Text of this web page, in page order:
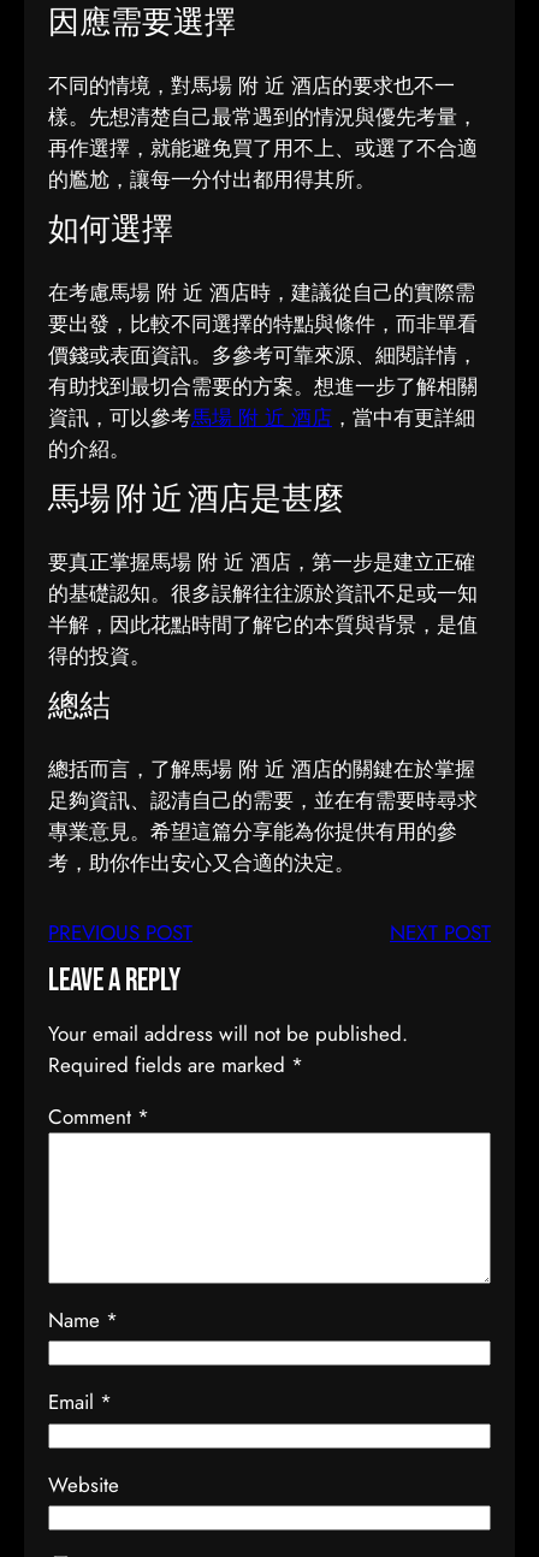
因應需要選擇
不同的情境，對馬場 附 近 酒店的要求也不一
樣。先想清楚自己最常遇到的情況與優先考量，
再作選擇，就能避免買了用不上、或選了不合適
的尷尬，讓每一分付出都用得其所。
如何選擇
在考慮馬場 附 近 酒店時，建議從自己的實際需
要出發，比較不同選擇的特點與條件，而非單看
價錢或表面資訊。多參考可靠來源、細閱詳情，
有助找到最切合需要的方案。想進一步了解相關
資訊，可以參考馬場 附 近 酒店 ，當中有更詳細
的介紹。
馬場 附 近 酒店是甚麼
要真正掌握馬場 附 近 酒店，第一步是建立正確
的基礎認知。很多誤解往往源於資訊不足或一知
半解，因此花點時間了解它的本質與背景，是值
得的投資。
總結
總括而言，了解馬場 附 近 酒店的關鍵在於掌握
足夠資訊、認清自己的需要，並在有需要時尋求
專業意見。希望這篇分享能為你提供有用的參
考，助你作出安心又合適的決定。
PREVIOUS POST NEXT POST
Leave a Reply
Your email address will not be published.
Required fields are marked *
Comment *
Name *
Email *
Website